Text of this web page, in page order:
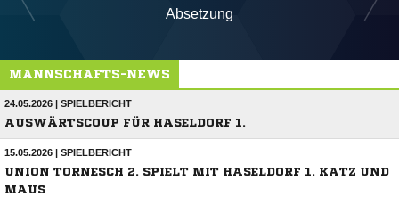
Absetzung
MANNSCHAFTS-NEWS
24.05.2026 | SPIELBERICHT
AUSWÄRTSCOUP FÜR HASELDORF 1.
15.05.2026 | SPIELBERICHT
UNION TORNESCH 2. SPIELT MIT HASELDORF 1. KATZ UND
MAUS